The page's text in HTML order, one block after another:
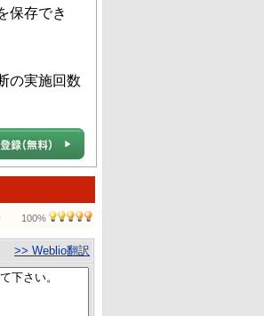
保存でき
の実施回数
100%
>> Weblio翻訳